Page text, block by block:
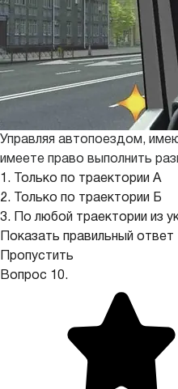
Управляя автопоездом,
имеете право выполнить
1. Только по траектории А
2. Только по траектории Б
3. По любой траектории из
Показать правильный ответ
Пропустить
Вопрос 10.